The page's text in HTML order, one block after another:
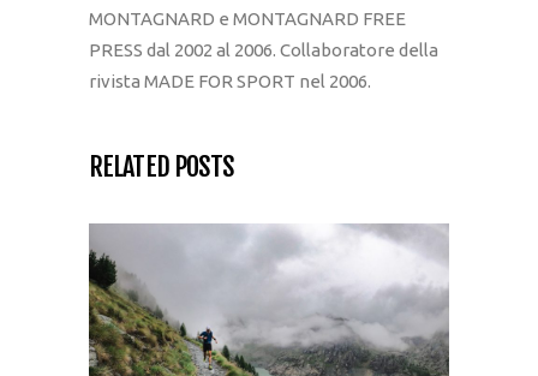
MONTAGNARD e MONTAGNARD FREE
PRESS dal 2002 al 2006. Collaboratore della
rivista MADE FOR SPORT nel 2006.
RELATED POSTS